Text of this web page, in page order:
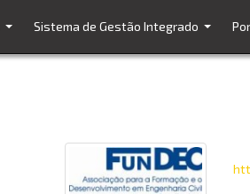
...
Sistema de Gestão Integrado
...